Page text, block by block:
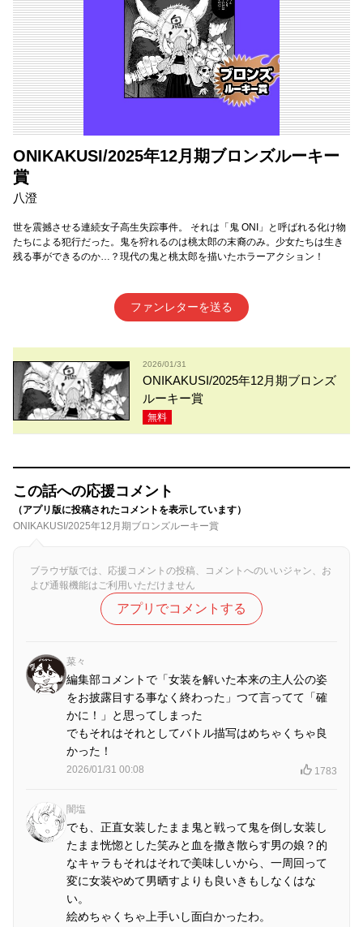
ONIKAKUSI/2025年12月期ブロンズルーキー
賞
八澄
世を震撼させる連続女子高生失踪事件。 それは「鬼 ONI」と呼ばれる化け物
たちによる犯行だった。鬼を狩れるのは桃太郎の末裔のみ。少女たちは生き
残る事ができるのか…？現代の鬼と桃太郎を描いたホラーアクション！
ファンレターを送る
2026/01/31
ONIKAKUSI/2025年12月期ブロンズ
ルーキー賞
無料
この話への応援コメント
（アプリ版に投稿されたコメントを表示しています）
ONIKAKUSI/2025年12月期ブロンズルーキー賞
ブラウザ版では、応援コメントの投稿、コメントへのいいジャン、お
よび通報機能はご利用いただけません
アプリでコメントする
菜々
編集部コメントで「女装を解いた本来の主人公の姿
をお披露目する事なく終わった」つて言ってて「確
かに！」と思ってしまった
でもそれはそれとしてバトル描写はめちゃくちゃ良
かった！
2026/01/31 00:08 1783
闇塩
でも、正直女装したまま鬼と戦って鬼を倒し女装し
たまま恍惚とした笑みと血を撒き散らす男の娘？的
なキャラもそれはそれで美味しいから、一周回って
変に女装やめて男晒すよりも良いきもしなくはな
い。
絵めちゃくちゃ上手いし面白かったわ。